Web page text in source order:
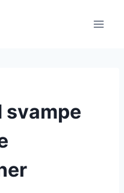
svampe